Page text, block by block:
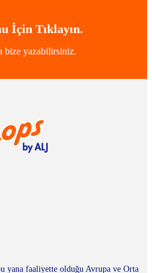
İçin Tıklayın.
bize yazabilirsiniz.
yana faaliyette olduğu Avrupa ve Orta